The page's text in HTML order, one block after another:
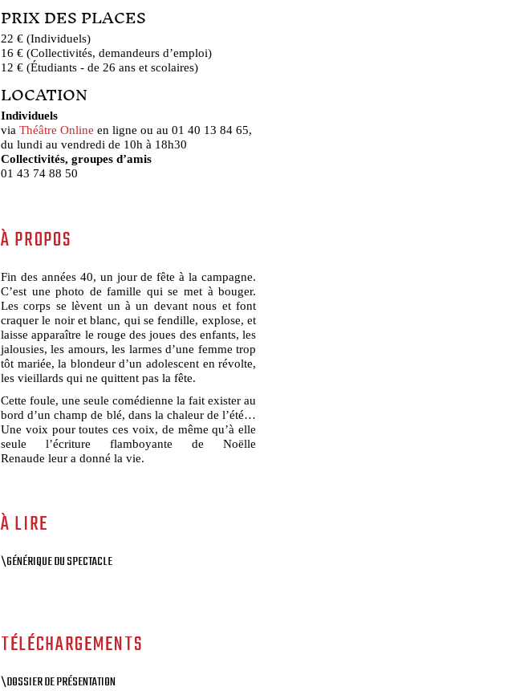
PRIX DES PLACES
22 € (Individuels)
16 € (Collectivités, demandeurs d’emploi)
12 € (Étudiants - de 26 ans et scolaires)
LOCATION
Individuels
via Théâtre Online en ligne ou au 01 40 13 84 65,
du lundi au vendredi de 10h à 18h30
Collectivités, groupes d’amis
01 43 74 88 50
À PROPOS
Fin des années 40, un jour de fête à la campagne.
C’est une photo de famille qui se met à bouger.
Les corps se lèvent un à un devant nous et font
craquer le noir et blanc, qui se fendille, explose, et
laisse apparaître le rouge des joues des enfants, les
jalousies, les amours, les larmes d’une femme trop
tôt mariée, la blondeur d’un adolescent en révolte,
les vieillards qui ne quittent pas la fête.
Cette foule, une seule comédienne la fait exister au
bord d’un champ de blé, dans la chaleur de l’été…
Une voix pour toutes ces voix, de même qu’à elle
seule l’écriture flamboyante de Noëlle
Renaude leur a donné la vie.
À LIRE
\GÉNÉRIQUE DU SPECTACLE
TÉLÉCHARGEMENTS
\DOSSIER DE PRÉSENTATION